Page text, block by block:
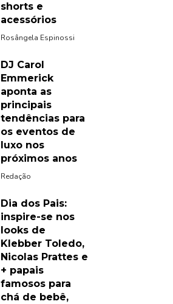
shorts e
acessórios
Rosângela Espinossi
DJ Carol
Emmerick
aponta as
principais
tendências para
os eventos de
luxo nos
próximos anos
Redação
Dia dos Pais:
inspire-se nos
looks de
Klebber Toledo,
Nicolas Prattes e
+ papais
famosos para
chá de bebê,